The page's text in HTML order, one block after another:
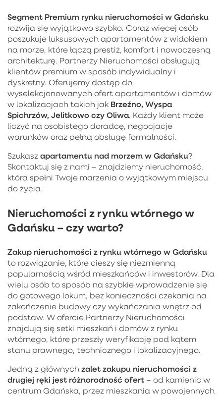
Segment Premium rynku nieruchomości w Gdańsku
rozwija się wyjątkowo szybko. Coraz więcej osób
poszukuje luksusowych apartamentów z widokiem
na morze, które łączą prestiż, komfort i nowoczesną
architekturę. Partnerzy Nieruchomości obsługują
klientów premium w sposób indywidualny i
dyskretny. Oferujemy dostęp do
wyselekcjonowanych ofert apartamentów i domów
w lokalizacjach takich jak Brzeźno, Wyspa
Spichrzów, Jelitkowo czy Oliwa. Każdy klient może
liczyć na osobistego doradcę, negocjacje
warunków oraz pełną obsługę formalności.
Szukasz apartamentu nad morzem w Gdańsku?
Skontaktuj się z nami – znajdziemy nieruchomość,
która spełni Twoje marzenia o wyjątkowym miejscu
do życia.
Nieruchomości z rynku wtórnego w
Gdańsku – czy warto?
Zakup nieruchomości z rynku wtórnego w Gdańsku
to rozwiązanie, które cieszy się niezmienną
popularnością wśród mieszkańców i inwestorów. Dla
wielu osób to sposób na szybkie wprowadzenie się
do gotowego lokum, bez konieczności czekania na
zakończenie budowy czy wykańczania wnętrz od
podstaw. W ofercie Partnerzy Nieruchomości
znajdują się setki mieszkań i domów z rynku
wtórnego, które przeszły weryfikację pod kątem
stanu prawnego, technicznego i lokalizacyjnego.
Jedną z głównych zalet zakupu nieruchomości z
drugiej ręki jest różnorodność ofert – od kamienic w
centrum Gdańska, przez mieszkania w powojennych